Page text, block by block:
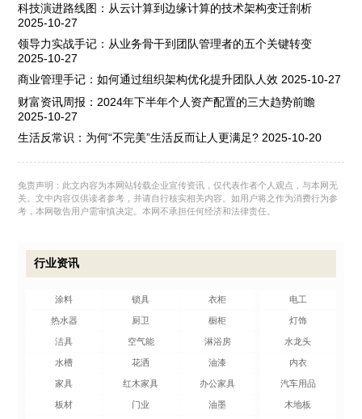
科技演进路线图：从云计算到边缘计算的技术架构变迁剖析
2025-10-27
领导力实战手记：从业务骨干到团队管理者的五个关键转变
2025-10-27
商业管理手记：如何通过组织架构优化提升团队人效 2025-10-27
财富资讯周报：2024年下半年个人资产配置的三大趋势前瞻
2025-10-27
生活反常识：为何“不完美”生活反而让人更满足? 2025-10-20
免责声明：此文内容为本网站转载企业宣传资讯，仅代表作者个人观点，与本网无
关。文中内容仅供读者参考，并请自行核实相关内容。如用户将之作为消费行为参
考，本网敬告用户需审慎决定。本网不承担任何经济和法律责任。
行业资讯
涂料 锁具 衣柜 电工
热水器 厨卫 橱柜 灯饰
洁具 空气能 淋浴房 水龙头
水槽 花洒 油漆 内衣
家具 红木家具 办公家具 汽车用品
板材 门业 油墨 木地板